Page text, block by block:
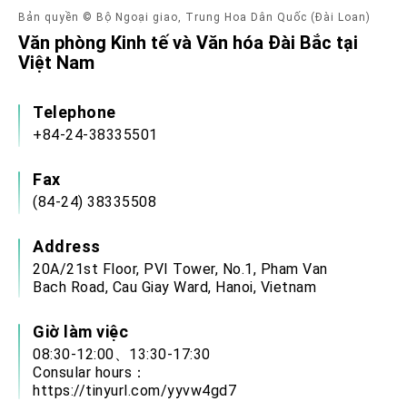
Bản quyền © Bộ Ngoại giao, Trung Hoa Dân Quốc (Đài Loan)
Văn phòng Kinh tế và Văn hóa Đài Bắc tại
Việt Nam
Telephone
+84-24-38335501
Fax
(84-24) 38335508
Address
20A/21st Floor, PVI Tower, No.1, Pham Van
Bach Road, Cau Giay Ward, Hanoi, Vietnam
Giờ làm việc
08:30-12:00、13:30-17:30
Consular hours：
https://tinyurl.com/yyvw4gd7